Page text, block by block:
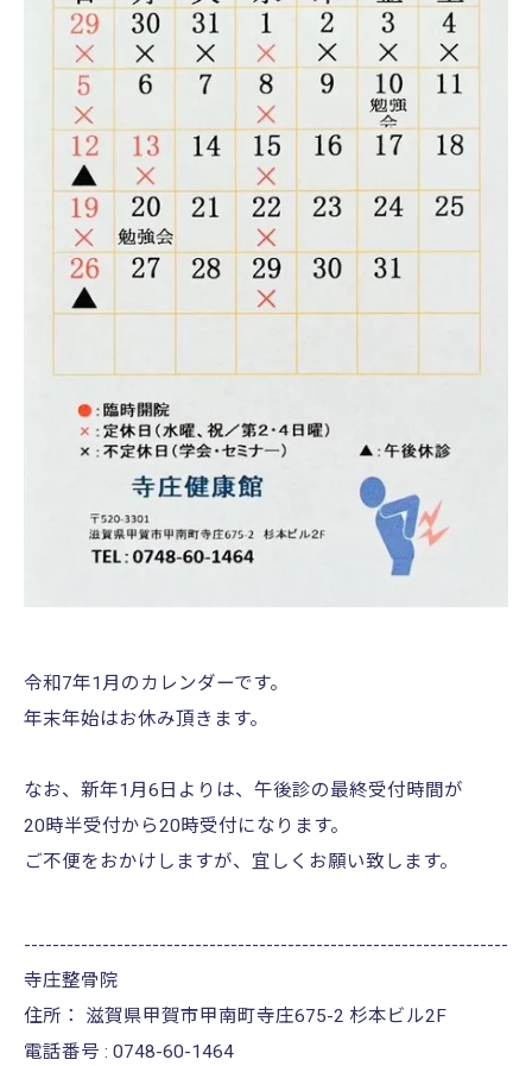
令和7年1月のカレンダーです。
年末年始はお休み頂きます。
なお、新年1月6日よりは、午後診の最終受付時間が
20時半受付から20時受付になります。
ご不便をおかけしますが、宜しくお願い致します。
--------------------------------------------------------------------
寺庄整骨院
住所： 滋賀県甲賀市甲南町寺庄675-2 杉本ビル2F
電話番号 : 0748-60-1464